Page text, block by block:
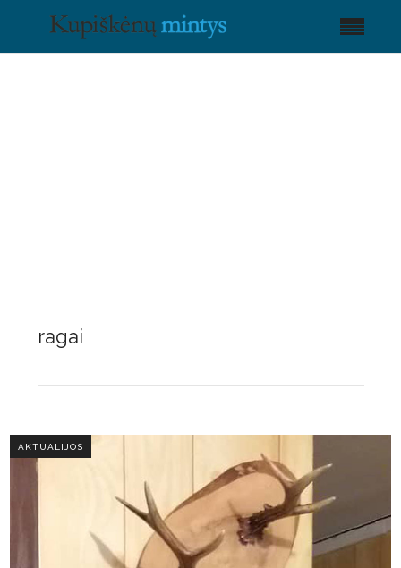
ragai
AKTUALIJOS